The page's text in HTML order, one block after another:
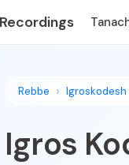
Rebbe Igroskodesh
Igros